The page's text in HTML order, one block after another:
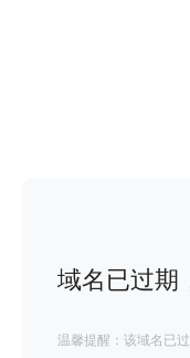
域名已过期
温馨提醒：该域名已